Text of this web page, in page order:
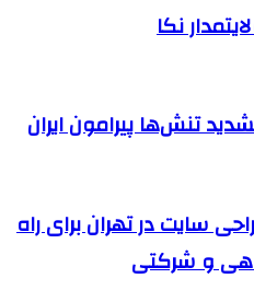
نکا
تنش‌ها پیرامون ایران
سایت در تهران برای راه
و شرکتی